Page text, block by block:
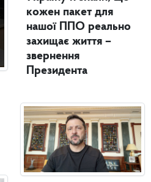
кожен пакет для
нашої ППО реально
захищає життя –
звернення
Президента